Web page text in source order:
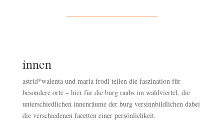
innen
astrid*walenta und maria frodl teilen die faszination für
besondere orte – hier für die burg raabs im waldviertel. die
unterschiedlichen innenräume der burg versinnbildlichen dabei
die verschiedenen facetten einer persönlichkeit.